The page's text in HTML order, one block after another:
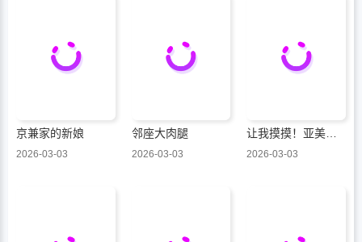
京兼家的新娘
2026-03-03
邻座大肉腿
2026-03-03
让我摸摸！亚美香小姐
2026-03-03